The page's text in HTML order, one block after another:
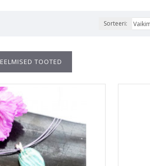
Sorteeri:
EELMISED TOOTED